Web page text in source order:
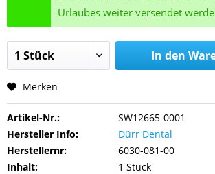
Urlaubes weiter versendet
In den
Merken
Artikel-Nr.:
SW12665-0001
Hersteller Info:
Dürr Dental
Herstellernr:
6030-081-00
Inhalt:
1 Stück